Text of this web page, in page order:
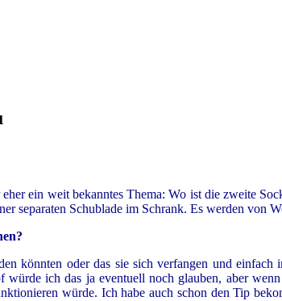
ein weit bekanntes Thema: Wo ist die zweite
separaten Schublade im Schrank. Es werden von
könnten oder das sie sich verfangen und
ich das ja eventuell noch glauben, aber
würde. Ich habe auch schon den Tip